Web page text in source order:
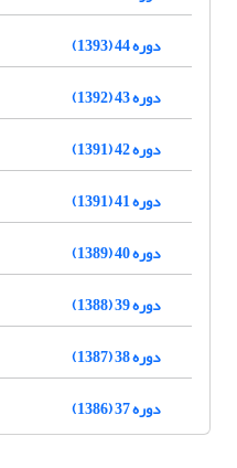
دوره 44 (1393)
دوره 43 (1392)
دوره 42 (1391)
دوره 41 (1391)
دوره 40 (1389)
دوره 39 (1388)
دوره 38 (1387)
دوره 37 (1386)